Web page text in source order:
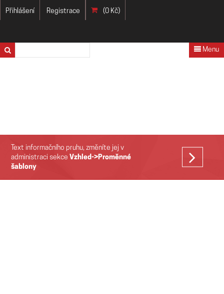
Přihlášení Registrace (0 Kč)
Menu
Text informačního pruhu, změníte jej v
administraci sekceVzhled->Proměnné
šablony
VÍCE
>